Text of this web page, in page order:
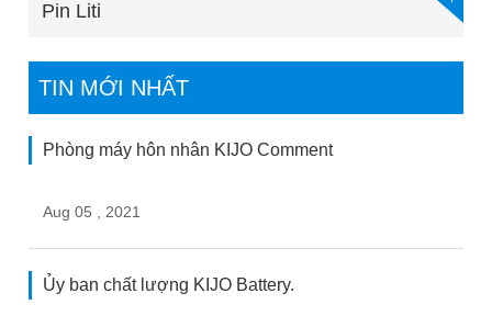
Pin Liti
TIN MỚI NHẤT
Phòng máy hôn nhân KIJO Comment
Aug 05 , 2021
Ủy ban chất lượng KIJO Battery.